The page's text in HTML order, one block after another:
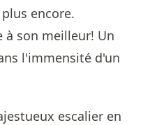
encore.
escalier en